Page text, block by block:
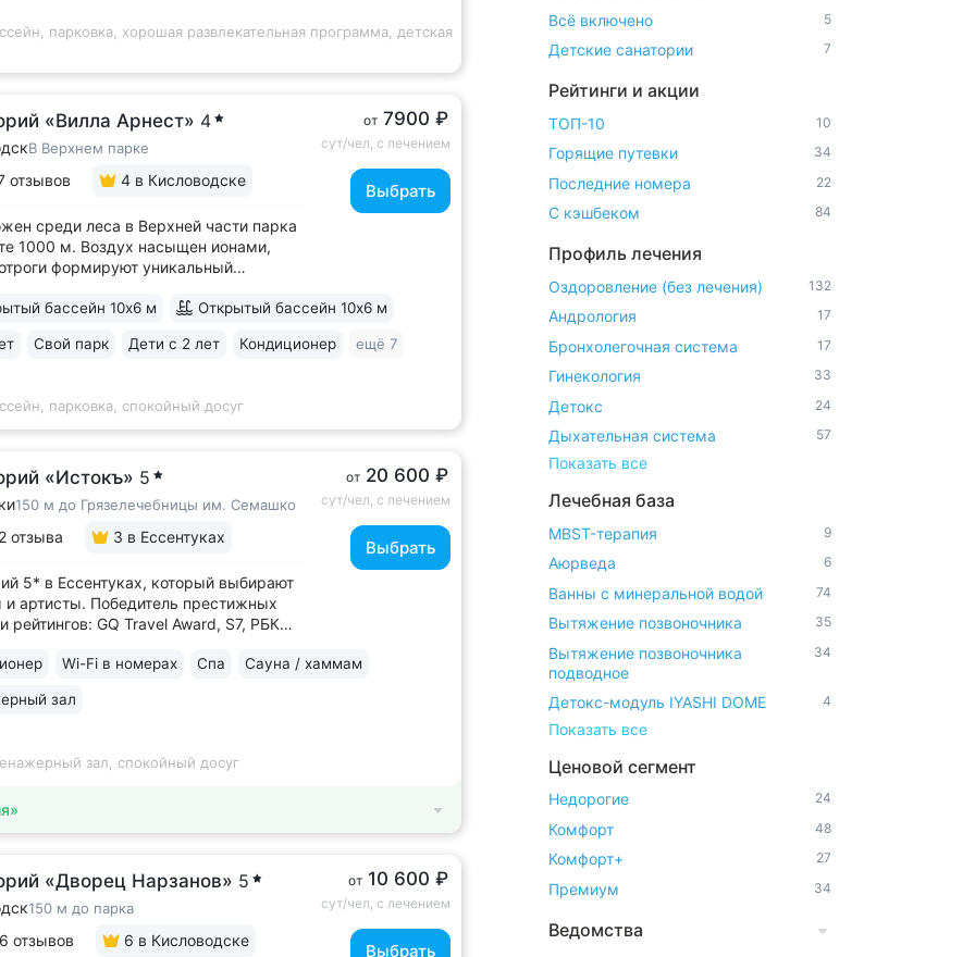
парковка, хорошая развлекательная программа, детская
«Вилла Арнест» 4
В Верхнем парке
отзывов 4 в Кисловодске
среди леса в Верхней части парка
1000 м. Воздух насыщен ионами,
формируют уникальный
воздуха. Прямой выход
лучших вариантов для уединенного
от 7900 ₽
сут/чел, с лечением
Выбрать
бассейн 10х6 м Открытый бассейн 10х6 м
Свой парк Дети с 2 лет Кондиционер ещё 7
парковка, спокойный досуг
«Истокъ» 5
150 м до Грязелечебницы им. Семашко
отзыва 3 в Ессентуках
5* в Ессентуках, который выбирают
и артисты. Победитель престижных
рейтингов: GQ Travel Award, S7, РБК
массаж ICOONE, лечение
Former, безинъекционная
от 20 600 ₽
сут/чел, с лечением
Выбрать
Wi-Fi в номерах Спа Сауна / хаммам
зал
зал, спокойный досуг
«Дворец Нарзанов» 5
150 м до парка
отзывов 6 в Кисловодске
от 10 600 ₽
сут/чел, с лечением
Выбрать
Всё включено 5
Детские санатории 7
Рейтинги и акции
ТОП-10 10
Горящие путевки 34
Последние номера 22
С кэшбеком 84
Профиль лечения
Оздоровление (без лечения) 132
Андрология 17
Бронхолегочная система 17
Гинекология 33
Детокс 24
Дыхательная система 57
Показать все
Лечебная база
MBST-терапия 9
Аюрведа 6
Ванны с минеральной водой 74
Вытяжение позвоночника 35
Вытяжение позвоночника
подводное
34
Детокс-модуль IYASHI DOME 4
Показать все
Ценовой сегмент
Недорогие 24
Комфорт 48
Комфорт+ 27
Премиум 34
Ведомства